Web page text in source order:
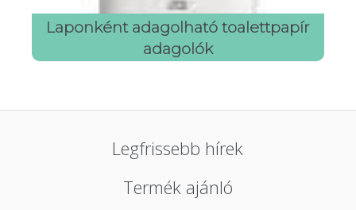
Laponként adagolható toalettpapír
adagolók
Legfrissebb hírek
Termék ajánló